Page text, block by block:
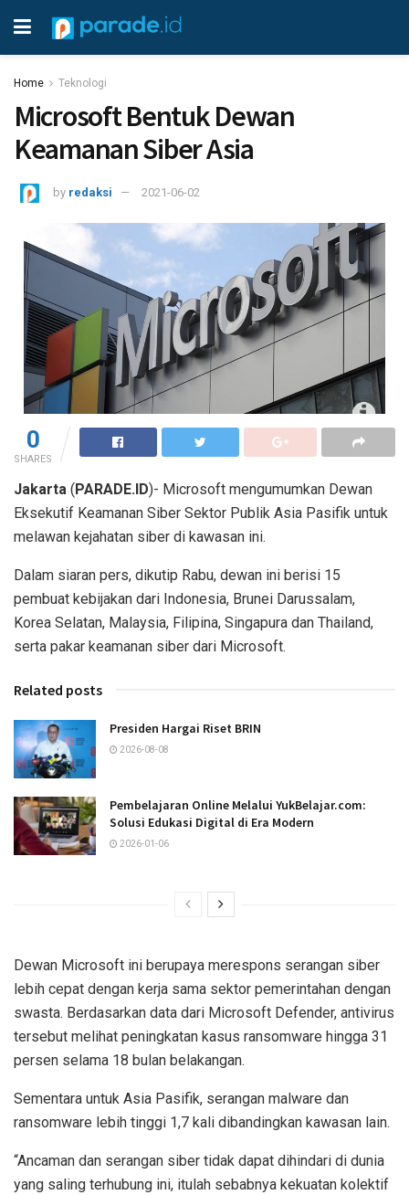
Home Teknologi
Microsoft Bentuk Dewan
Keamanan Siber Asia
by redaksi 2021-06-02
0
SHARES
Jakarta (PARADE.ID)- Microsoft mengumumkan Dewan
Eksekutif Keamanan Siber Sektor Publik Asia Pasifik untuk
melawan kejahatan siber di kawasan ini.
Dalam siaran pers, dikutip Rabu, dewan ini berisi 15
pembuat kebijakan dari Indonesia, Brunei Darussalam,
Korea Selatan, Malaysia, Filipina, Singapura dan Thailand,
serta pakar keamanan siber dari Microsoft.
Related posts
Presiden Hargai Riset BRIN
2026-08-08
Pembelajaran Online Melalui YukBelajar.com:
Solusi Edukasi Digital di Era Modern
2026-01-06
Dewan Microsoft ini berupaya merespons serangan siber
lebih cepat dengan kerja sama sektor pemerintahan dengan
swasta. Berdasarkan data dari Microsoft Defender, antivirus
tersebut melihat peningkatan kasus ransomware hingga 31
persen selama 18 bulan belakangan.
Sementara untuk Asia Pasifik, serangan malware dan
ransomware lebih tinggi 1,7 kali dibandingkan kawasan lain.
“Ancaman dan serangan siber tidak dapat dihindari di dunia
yang saling terhubung ini, itulah sebabnya kekuatan kolektif